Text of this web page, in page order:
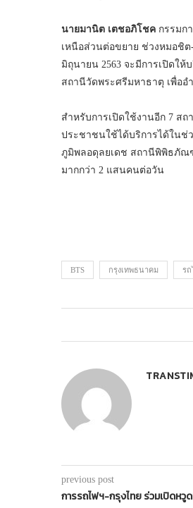
นายมานิต เตชอภิโชค กรรมก
เหนือส่วนต่อขยาย ช่วงหมอชิต
มิถุนายน 2563 จะมีการเปิดใ
สถานีวัดพระศรีมหาธาตุ เพื่ออ
สำหรับการเปิดใช้งานอีก 7 ส
ประชาชนใช้ได้บริการได้ในช่
ภูมิพลอดุลยเดช สถานีพิพิธภัณ
มากกว่า 2 แสนคนต่อวัน
BTS กรุงเทพธนาคม ร
previous post
การรถไฟฯ-กรุงไทย ร่วมเปิดหวู